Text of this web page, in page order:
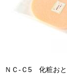
ＮＣ-Ｃ5 化粧お